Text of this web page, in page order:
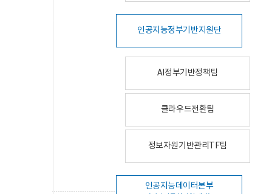
인공지능정부기반지원단
AI정부기반정책팀
클라우드전환팀
정보자원기반관리TF팀
인공지능데이터본부